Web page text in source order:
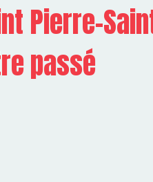
Pierre-
passé